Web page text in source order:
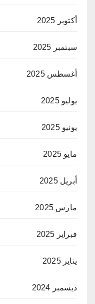
أكتوبر 2025
سبتمبر 2025
أغسطس 2025
يوليو 2025
يونيو 2025
مايو 2025
أبريل 2025
مارس 2025
فبراير 2025
يناير 2025
ديسمبر 2024